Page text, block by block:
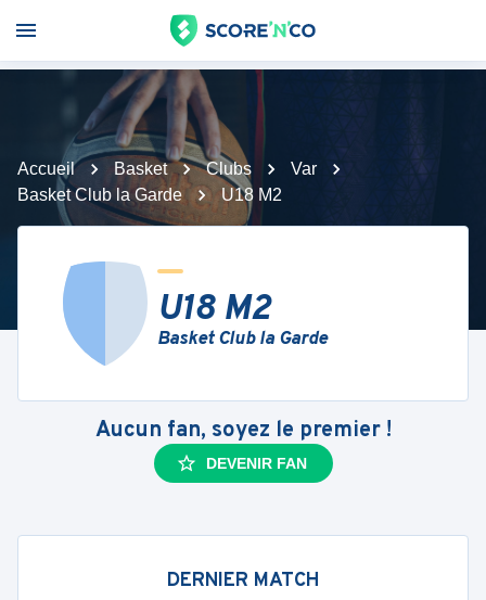
Accueil Basket Clubs
Var
Basket Club la Garde
U18 M2
U18 M2
Basket Club la Garde
Aucun fan, soyez le premier !
DEVENIR FAN
DERNIER MATCH